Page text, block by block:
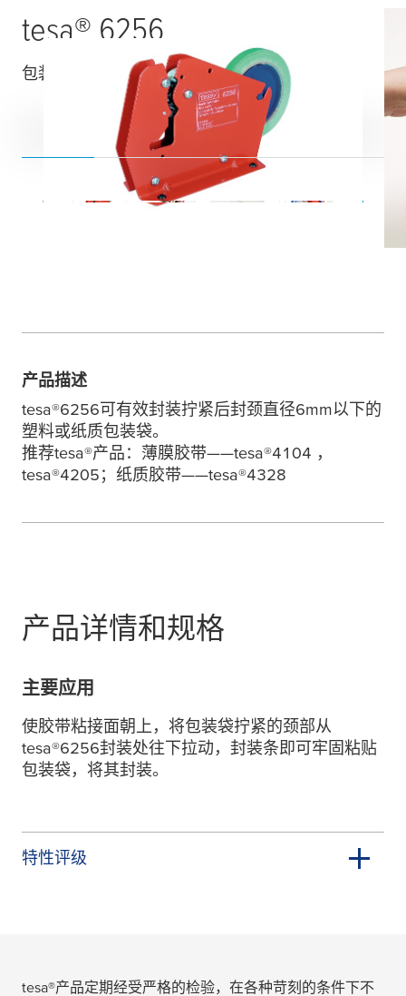
tesa® 6256
包装袋封装应用工具
产品描述
tesa®6256可有效封装拧紧后封颈直径6mm以下的
塑料或纸质包装袋。
推荐tesa®产品：薄膜胶带——tesa®4104 ，
tesa®4205；纸质胶带——tesa®4328
产品详情和规格
主要应用
使胶带粘接面朝上，将包装袋拧紧的颈部从
tesa®6256封装处往下拉动，封装条即可牢固粘贴
包装袋，将其封装。
特性评级
tesa®产品定期经受严格的检验，在各种苛刻的条件下不